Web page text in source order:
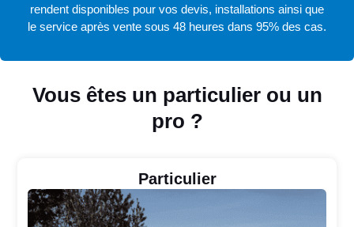
Vous êtes un particulier ou un
pro ?
Particulier
rendent disponibles pour vos devis, installations ainsi que
le service après vente sous 48 heures dans 95% des cas.